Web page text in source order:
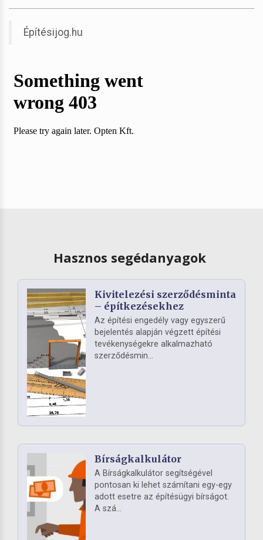
Építésijog.hu
Hasznos segédanyagok
Kivitelezési szerződésminta
– építkezésekhez
Az építési engedély vagy egyszerű
bejelentés alapján végzett építési
tevékenységekre alkalmazható
szerződésmin...
Bírságkalkulátor
A Bírságkalkulátor segítségével
pontosan ki lehet számítani egy-egy
adott esetre az építésügyi bírságot.
A szá...